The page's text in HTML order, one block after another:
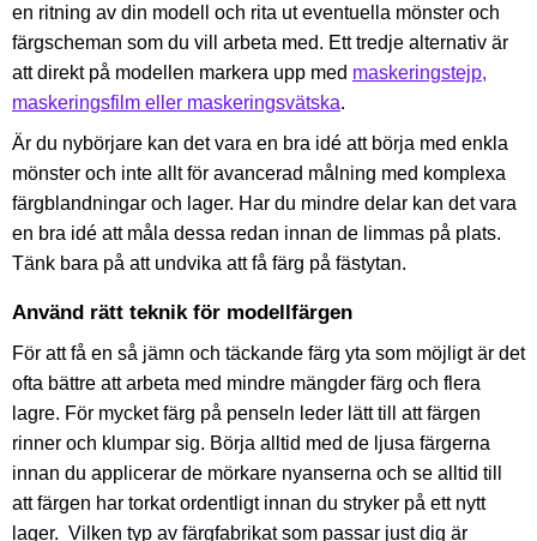
en ritning av din modell och rita ut eventuella mönster och
färgscheman som du vill arbeta med. Ett tredje alternativ är
att direkt på modellen markera upp med maskeringstejp,
maskeringsfilm eller maskeringsvätska.
Är du nybörjare kan det vara en bra idé att börja med enkla
mönster och inte allt för avancerad målning med komplexa
färgblandningar och lager. Har du mindre delar kan det vara
en bra idé att måla dessa redan innan de limmas på plats.
Tänk bara på att undvika att få färg på fästytan.
Använd rätt teknik för modellfärgen
För att få en så jämn och täckande färg yta som möjligt är det
ofta bättre att arbeta med mindre mängder färg och flera
lagre. För mycket färg på penseln leder lätt till att färgen
rinner och klumpar sig. Börja alltid med de ljusa färgerna
innan du applicerar de mörkare nyanserna och se alltid till
att färgen har torkat ordentligt innan du stryker på ett nytt
lager. Vilken typ av färgfabrikat som passar just dig är